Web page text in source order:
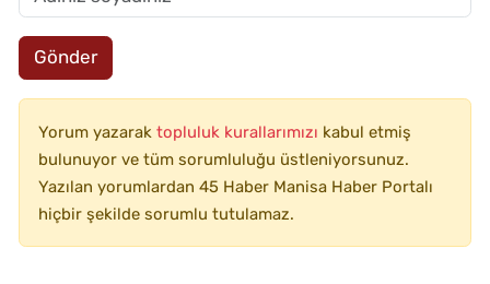
Gönder
Yorum yazarak topluluk kurallarımızı kabul etmiş
bulunuyor ve tüm sorumluluğu üstleniyorsunuz.
Yazılan yorumlardan 45 Haber Manisa Haber Portalı
hiçbir şekilde sorumlu tutulamaz.